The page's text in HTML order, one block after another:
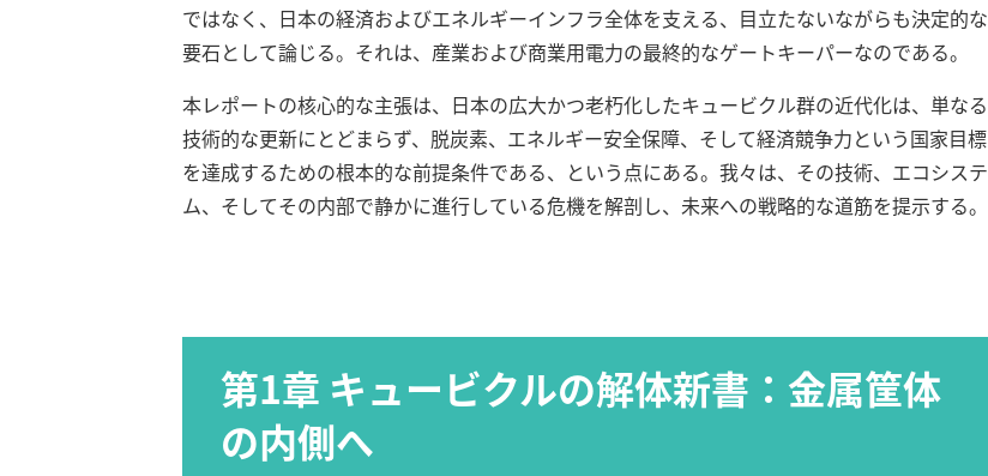
ではなく、日本の経済およびエネルギーインフラ全体を支える、目立たないながらも決定的な
要石として論じる。それは、産業および商業用電力の最終的なゲートキーパーなのである。
本レポートの核心的な主張は、日本の広大かつ老朽化したキュービクル群の近代化は、単なる
技術的な更新にとどまらず、脱炭素、エネルギー安全保障、そして経済競争力という国家目標
を達成するための根本的な前提条件である、という点にある。我々は、その技術、エコシステ
ム、そしてその内部で静かに進行している危機を解剖し、未来への戦略的な道筋を提示する。
第1章 キュービクルの解体新書：金属筐体
の内側へ